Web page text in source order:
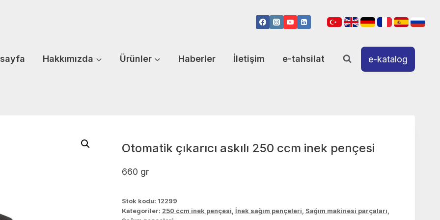
Hakkımızda Ürünler Haberler İletişim e-tahsilat e-katalog
Otomatik çıkarıcı askılı 250 ccm inek pençesi
660 gr
Stok kodu: 12299
Kategoriler: 250 ccm inek pençesi, İnek sağım pençeleri, Sağım makinesi parçaları,